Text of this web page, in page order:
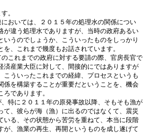
。
おいては、２０１５年の処理水の関係につい
が違う処理水でありますが、当時の政府あるい
いうのでしょうか、こういったものをしっかり
、これまで幾度もお話されています。
これまでの政府に対する要請の際、官房長官で
済産業大臣に対して、間接的にではありますが
こういったこれまでの経緯、プロセスというも
係を構築することが重要だということを、機会
であります。
特に２０１１年の原発事故以降、そもそも漁が
て、彼らが海（漁）に出るのではなくて、震災
いる、その状態から苦労を重ねて、本当に段階
が、漁業の再生、再開というものを成し遂げて